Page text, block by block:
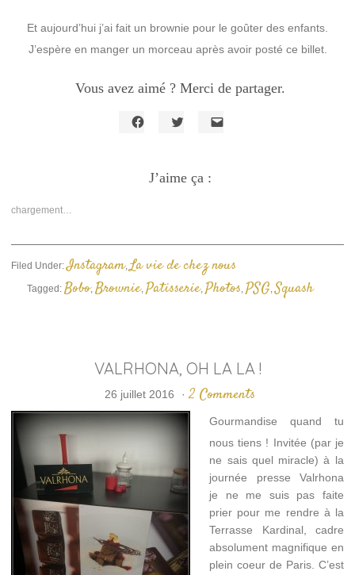
Et aujourd’hui j’ai fait un brownie pour le goûter des enfants.
J’espère en manger un morceau après avoir posté ce billet.
Vous avez aimé ? Merci de partager.
Facebook(ouvre
dans
Twitter(ouvre
dans
dans
nouvelle
fenêtre)
J’aime ça :
chargement…
Filed Under:Instagram,La vie de chez nous
Tagged:Bobo,Brownie,Patisserie,Photos,PSG,Squash
VALRHONA, OH LA LA !
26 juillet 2016 · 2 Comments
Gourmandise quand tu
nous tiens ! Invitée (par je
ne sais quel miracle) à la
journée presse Valrhona
je ne me suis pas faite
prier pour me rendre à la
Terrasse Kardinal, cadre
absolument magnifique en
plein coeur de Paris. C’est